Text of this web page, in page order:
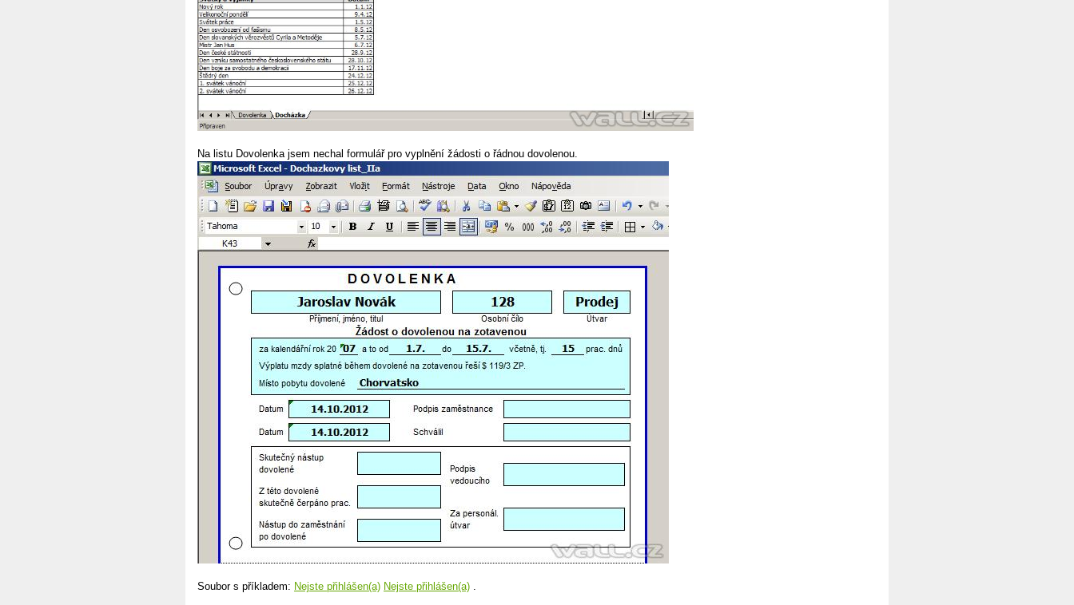
Na listu Dovolenka jsem nechal formulář pro vyplnění žádosti o řádnou dovolenou.
Soubor s příkladem: Nejste přihlášen(a) Nejste přihlášen(a) .